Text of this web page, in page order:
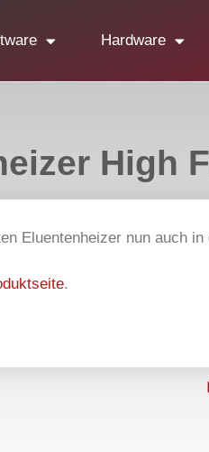
Hardware
High
Eluentenheizer nun auch in
.